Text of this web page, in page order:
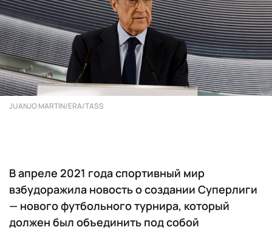
JUANJO MARTIN/ERA/TASS
В апреле 2021 года спортивный мир
взбудоражила новость о создании Суперлиги
— нового футбольного турнира, который
должен был объединить под собой